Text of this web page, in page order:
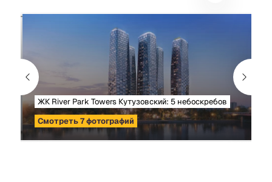
ЖК River Park Towers Кутузовский: 5 небоскребов
Смотреть 7 фотографий